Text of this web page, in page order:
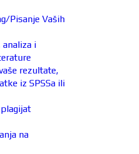
Pisanje Vaših
analiza i
rezultate,
iz SPSSa ili
na